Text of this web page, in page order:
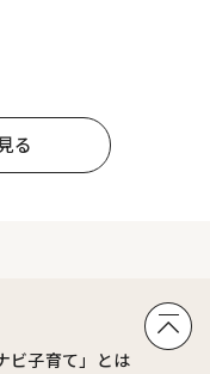
る
ビ子育て」とは